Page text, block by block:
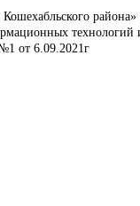
района»
от 6.09.2021г